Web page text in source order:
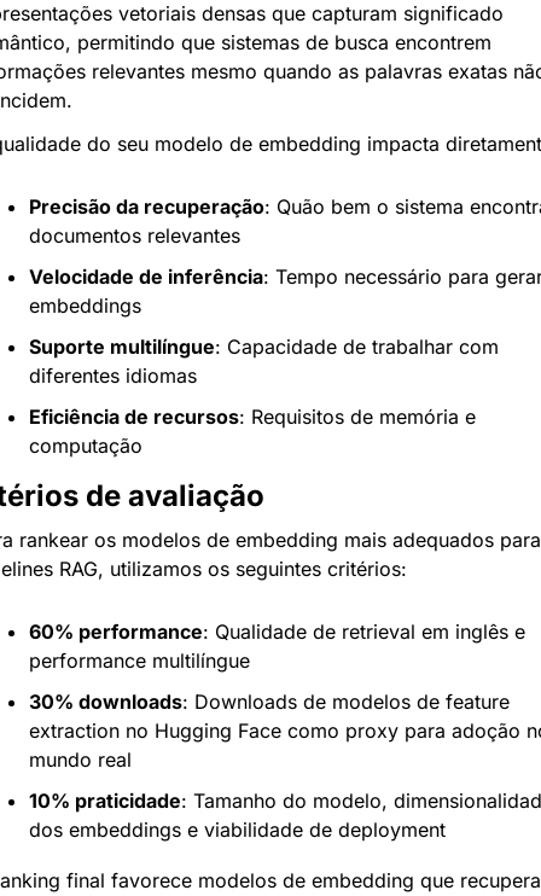
vetoriais densas que capturam significado
permitindo que sistemas de busca encontrem
relevantes mesmo quando as palavras exatas
do seu modelo de embedding impacta
Precisão da recuperação: Quão bem o sistema
documentos relevantes
Velocidade de inferência: Tempo necessário para
embeddings
Suporte multilíngue: Capacidade de trabalhar com
diferentes idiomas
Eficiência de recursos: Requisitos de memória e
computação
de avaliação
rankear os modelos de embedding mais adequados para
RAG, utilizamos os seguintes critérios:
60% performance: Qualidade de retrieval em inglês e
performance multilíngue
30% downloads: Downloads de modelos de feature
extraction no Hugging Face como proxy para adoção
mundo real
10% praticidade: Tamanho do modelo,
dos embeddings e viabilidade de deployment
final favorece modelos de embedding que